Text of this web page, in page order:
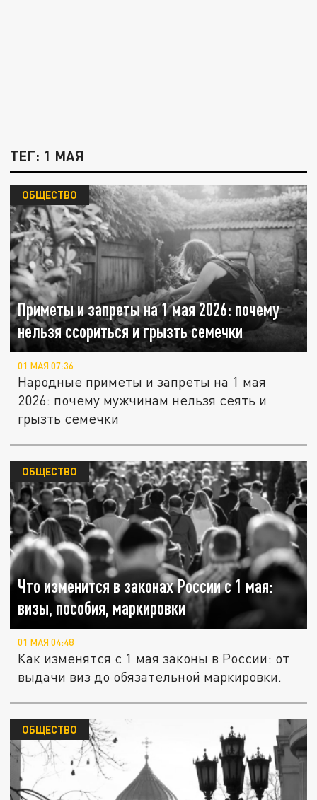
ТЕГ: 1 МАЯ
Приметы и запреты на 1 мая 2026: почему
нельзя ссориться и грызть семечки
ОБЩЕСТВО
01 МАЯ 07:36
Народные приметы и запреты на 1 мая
2026: почему мужчинам нельзя сеять и
грызть семечки
Что изменится в законах России с 1 мая:
визы, пособия, маркировки
ОБЩЕСТВО
01 МАЯ 04:48
Как изменятся с 1 мая законы в России: от
выдачи виз до обязательной маркировки.
ОБЩЕСТВО